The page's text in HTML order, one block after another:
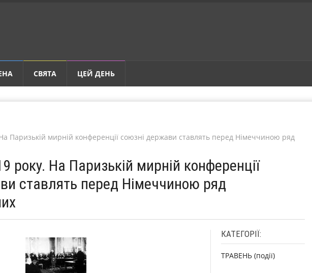
СВЯТА ЦЕЙ ДЕНЬ
Паризькій мирній конференції союзні держави ставлять перед Німеччиною ряд
року. На Паризькій мирній конференції
ставлять перед Німеччиною ряд
КАТЕГОРІЇ:
ТРАВЕНЬ (події)